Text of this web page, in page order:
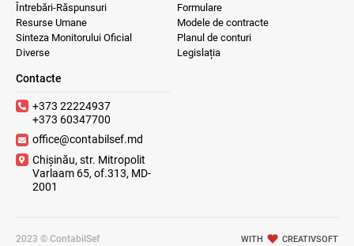
Întrebări-Răspunsuri
Resurse Umane
Sinteza Monitorului Oficial
Diverse
Formulare
Modele de contracte
Planul de conturi
Legislația
Contacte
+373 22224937
+373 60347700
office@contabilsef.md
Chișinău, str. Mitropolit
Varlaam 65, of.313, MD-
2001
2023 © ContabilSef WITH CREATIVSOFT